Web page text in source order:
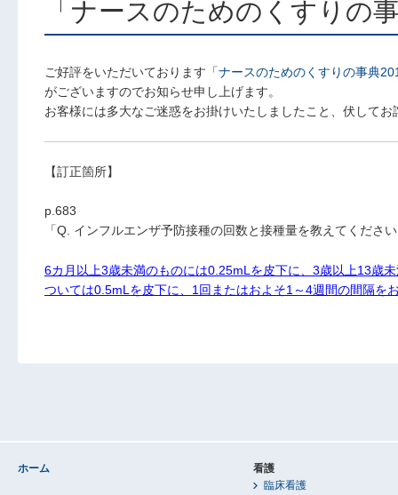
「ナースのためのくすりの
ご好評をいただいております「ナースのためのくすりの事典
がございますのでお知らせ申し上げます。
お客様には多大なご迷惑をお掛けいたしましたこと、伏してお
【訂正箇所】
p.683
「Q. インフルエンザ予防接種の回数と接種量を教えてくださ
6カ月以上3歳未満のものには0.25mLを皮下に、3歳以上13歳
ついては0.5mLを皮下に、1回またはおよそ1～4週間の間隔を
ホーム
看護
臨床看護